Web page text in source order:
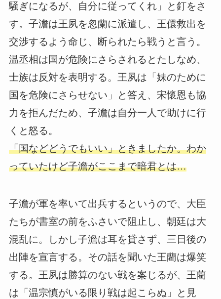
騒ぎになるが、自分に従ってくれ」と釘をさ
す。子澹は王夙を忽蘭に派遣し、王儇救出を
交渉するよう命じ、断られたら戦うと言う。
温丞相は国が危険にさらされるとたしなめ、
士族は反対を表明する。王夙は「妹のために
国を危険にさらせない」と答え、宋懷恩も協
力を拒んだため、子澹は自分一人で助けに行
くと怒る。
「国などどうでもいい」ときましたか。わか
っていたけど子澹がここまで暗君とは…
子澹が軍を率いて出兵するというので、大臣
たちが書室の前をふさいで阻止し、朝廷は大
混乱に。しかし子澹は耳を貸さず、三日後の
出陣を宣言する。その話を聞いた王藺は爆笑
する。王夙は勝算のない戦を案じるが、王藺
は「温宗慎がいる限り戦は起こらぬ」と見